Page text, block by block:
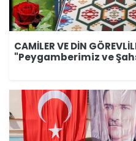
CAMİLER VE DİN
"Peygamberimiz ve